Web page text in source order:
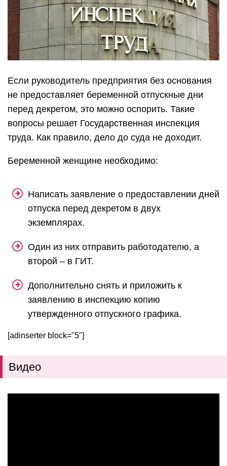
Если руководитель предприятия без основания
не предоставляет беременной отпускные дни
перед декретом, это можно оспорить. Такие
вопросы решает Государственная инспекция
труда. Как правило, дело до суда не доходит.
Беременной женщине необходимо:
Написать заявление о предоставлении дней
отпуска перед декретом в двух
экземплярах.
Один из них отправить работодателю, а
второй – в ГИТ.
Дополнительно снять и приложить к
заявлению в инспекцию копию
утвержденного отпускного графика.
[adinserter block="5"]
Видео